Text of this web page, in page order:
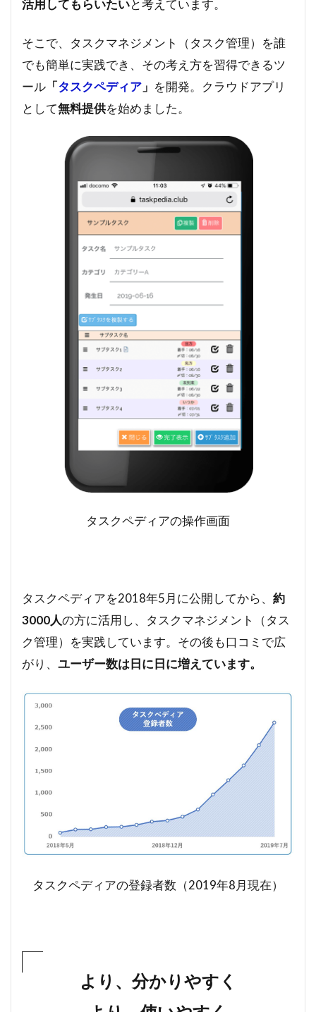
活用してもらいたいと考えています。
そこで、タスクマネジメント（タスク管理）を誰
でも簡単に実践でき、その考え方を習得できるツ
ール 「タスクペディア 」 を開発。クラウドアプリ
として無料提供を始めました。
タスクペディアの操作画面
タスクペディアを2018年5月に公開してから、 約
3000人の方に活用し、タスクマネジメント（タス
ク管理）を実践しています。その後も口コミで広
がり、 ユーザー数は日に日に増えています。
タスクペディアの登録者数（2019年8月現在）
より、分かりやすく